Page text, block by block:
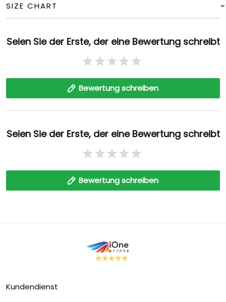
SIZE CHART
Seien Sie der Erste, der eine Bewertung schreibt
Bewertung schreiben
Seien Sie der Erste, der eine Bewertung schreibt
Bewertung schreiben
Kundendienst